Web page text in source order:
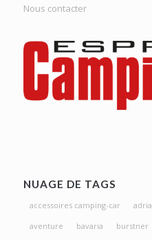
Nous contacter
NUAGE DE TAGS
accessoires camping-car adria
aventure
bavaria burstner